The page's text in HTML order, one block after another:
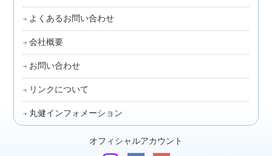
よくあるお問い合わせ
会社概要
お問い合わせ
リンクについて
丸健インフォメーション
オフィシャルアカウント